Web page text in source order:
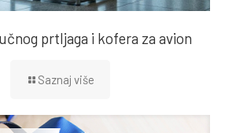
prtljaga i kofera za avion
Saznaj više